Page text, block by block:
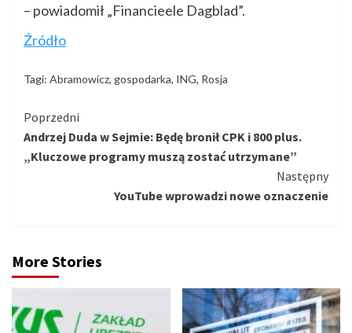
– powiadomił „Financieele Dagblad”.
Źródło
Tagi: Abramowicz, gospodarka, ING, Rosja
Kontynuuj
czytanie
Poprzedni
Andrzej Duda w Sejmie: Będę bronił CPK i 800 plus.
„Kluczowe programy muszą zostać utrzymane”
Następny
YouTube wprowadzi nowe oznaczenie
More Stories